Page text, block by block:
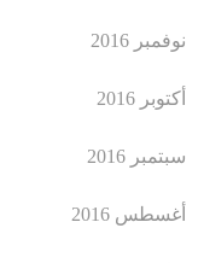
نوفمبر 2016
أكتوبر 2016
سبتمبر 2016
أغسطس 2016